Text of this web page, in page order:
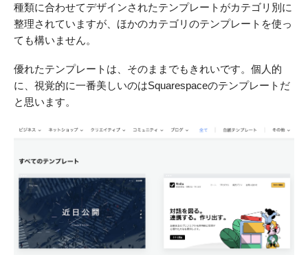
種類に合わせてデザインされたテンプレートがカテゴリ別に
整理されていますが、ほかのカテゴリのテンプレートを使っ
ても構いません。
優れたテンプレートは、そのままでもきれいです。個人的
に、視覚的に一番美しいのはSquarespaceのテンプレートだ
と思います。